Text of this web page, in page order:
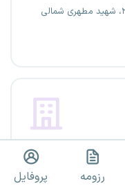
رزومه پروفایل